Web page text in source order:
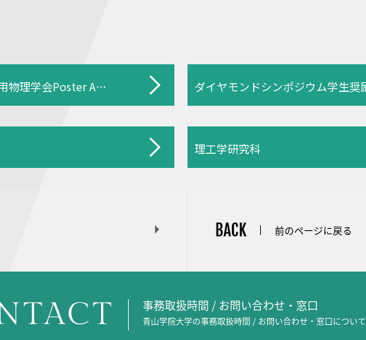
第27回（2026年春季）応用物理学会Poster Award 受賞者
理工学研究科
BACK 前のページに戻る
事務取扱時間 / お問い合わせ・窓口
青山学院大学の事務取扱時間 / お問い合わせ・窓口について